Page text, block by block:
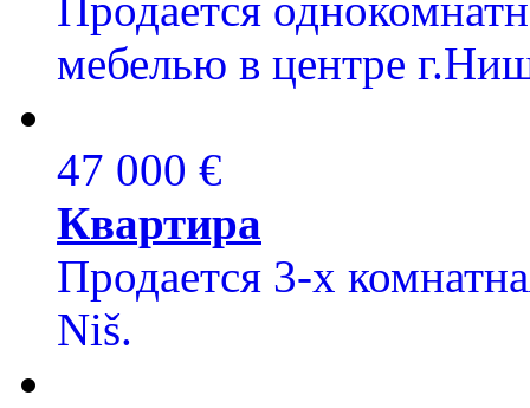
мебелью в центре
47 000 €
Квартира
Продается 3-х
Niš.